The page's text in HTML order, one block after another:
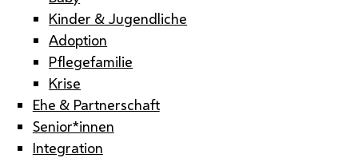
Kinder & Jugendliche
Adoption
Pflegefamilie
Krise
Ehe & Partnerschaft
Senior*innen
Integration